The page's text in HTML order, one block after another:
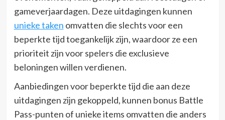
gameverjaardagen. Deze uitdagingen kunnen
unieke taken omvatten die slechts voor een
beperkte tijd toegankelijk zijn, waardoor ze een
prioriteit zijn voor spelers die exclusieve
beloningen willen verdienen.
Aanbiedingen voor beperkte tijd die aan deze
uitdagingen zijn gekoppeld, kunnen bonus Battle
Pass-punten of unieke items omvatten die anders